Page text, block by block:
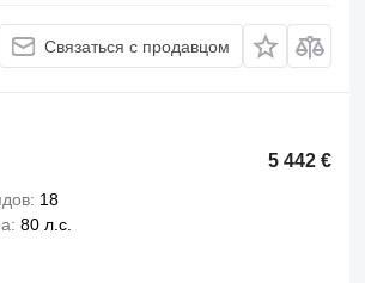
Связаться с продавцом
5 442 €
18
80 л.с.